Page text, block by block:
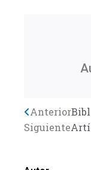
Previo
Anterior
Siguiente